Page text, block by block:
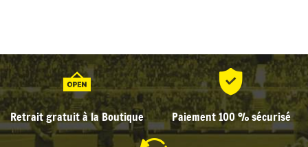
Retrait gratuit à la Boutique Paiement 100 % sécurisé